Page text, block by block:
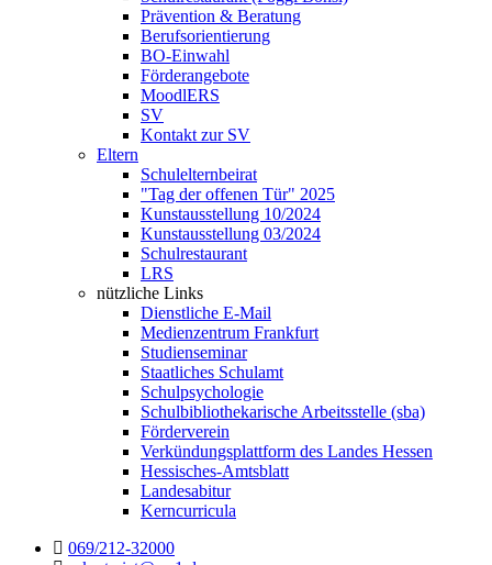
Prävention & Beratung
Berufsorientierung
BO-Einwahl
Förderangebote
MoodlERS
SV
Kontakt zur SV
Eltern
Schulelternbeirat
"Tag der offenen Tür" 2025
Kunstausstellung 10/2024
Kunstausstellung 03/2024
Schulrestaurant
LRS
nützliche Links
Dienstliche E-Mail
Medienzentrum Frankfurt
Studienseminar
Staatliches Schulamt
Schulpsychologie
Schulbibliothekarische Arbeitsstelle (sba)
Förderverein
Verkündungsplattform des Landes Hessen
Hessisches-Amtsblatt
Landesabitur
Kerncurricula
069/212-32000